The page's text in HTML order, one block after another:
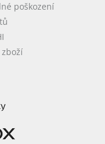
poškození
zboží